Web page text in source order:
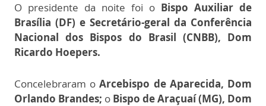
O presidente da noite foi o Bispo Auxiliar de
Brasília (DF) e Secretário-geral da Conferência
Nacional dos Bispos do Brasil (CNBB), Dom
Ricardo Hoepers.
Concelebraram oArcebispo de Aparecida, Dom
Orlando Brandes; o Bispo de Araçuaí (MG), Dom